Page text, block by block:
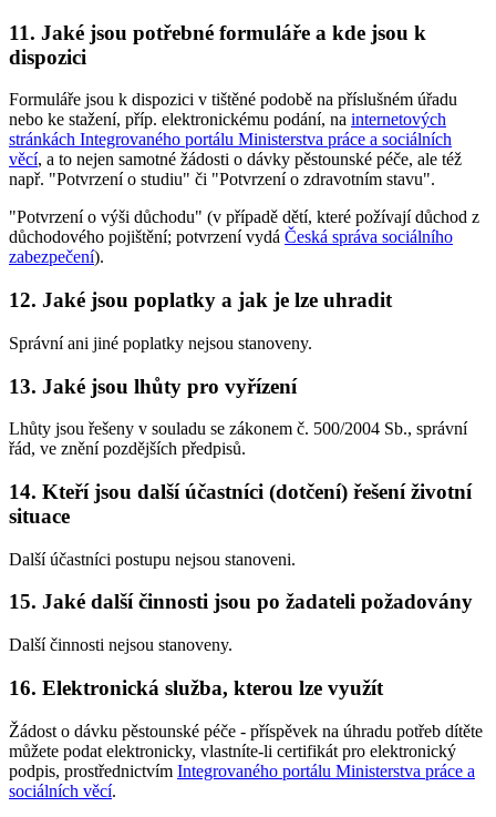
11. Jaké jsou potřebné formuláře a kde jsou k
dispozici
Formuláře jsou k dispozici v tištěné podobě na příslušném úřadu
nebo ke stažení, příp. elektronickému podání, na internetových
stránkách Integrovaného portálu Ministerstva práce a sociálních
věcí, a to nejen samotné žádosti o dávky pěstounské péče, ale též
např. "Potvrzení o studiu" či "Potvrzení o zdravotním stavu".
"Potvrzení o výši důchodu" (v případě dětí, které požívají důchod z
důchodového pojištění; potvrzení vydá Česká správa sociálního
zabezpečení).
12. Jaké jsou poplatky a jak je lze uhradit
Správní ani jiné poplatky nejsou stanoveny.
13. Jaké jsou lhůty pro vyřízení
Lhůty jsou řešeny v souladu se zákonem č. 500/2004 Sb., správní
řád, ve znění pozdějších předpisů.
14. Kteří jsou další účastníci (dotčení) řešení životní
situace
Další účastníci postupu nejsou stanoveni.
15. Jaké další činnosti jsou po žadateli požadovány
Další činnosti nejsou stanoveny.
16. Elektronická služba, kterou lze využít
Žádost o dávku pěstounské péče - příspěvek na úhradu potřeb dítěte
můžete podat elektronicky, vlastníte-li certifikát pro elektronický
podpis, prostřednictvím Integrovaného portálu Ministerstva práce a
sociálních věcí.